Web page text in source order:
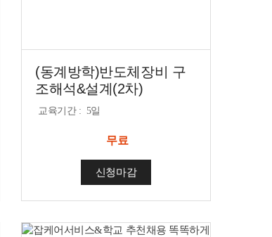
(동계방학)반도체장비 구
조해석&설계(2차)
교육기간: 5일
무료
신청마감